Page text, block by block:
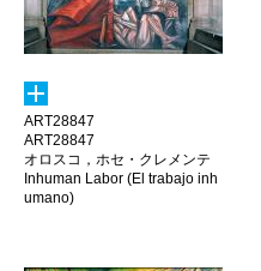
ART28847
ART28847
オロスコ，ホセ・クレメンテ
Inhuman Labor (El trabajo inh
umano)